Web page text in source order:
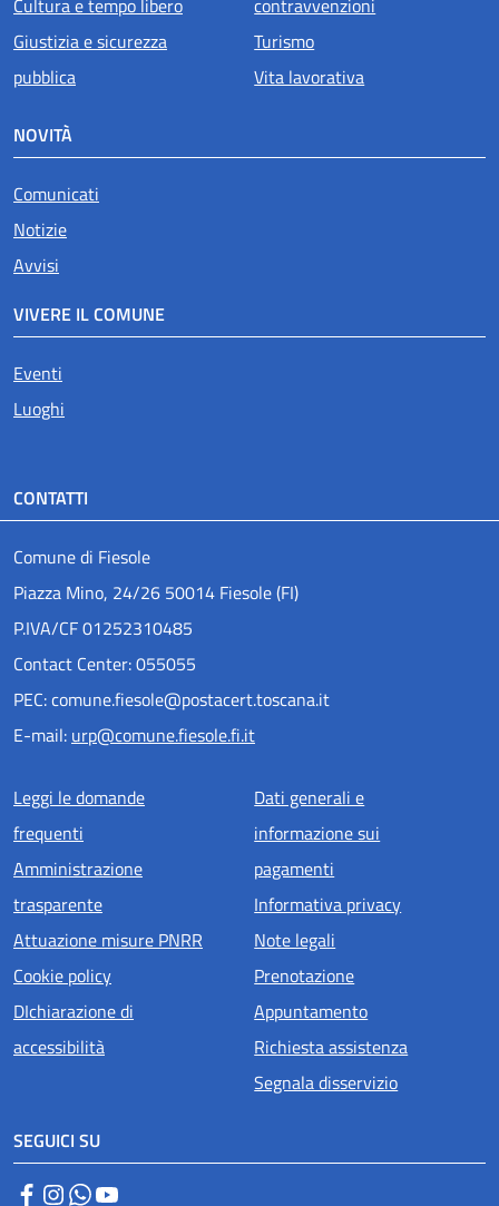
Giustizia e sicurezza
pubblica
Turismo
Vita lavorativa
NOVITÀ
Comunicati
Notizie
Avvisi
VIVERE IL COMUNE
Eventi
Luoghi
CONTATTI
Comune di Fiesole
Piazza Mino, 24/26 50014 Fiesole (FI)
P.IVA/CF 01252310485
Contact Center: 055055
PEC: comune.fiesole@postacert.toscana.it
E-mail: urp@comune.fiesole.fi.it
Menu piè di pagina
Leggi le domande
frequenti
Amministrazione
trasparente
Attuazione misure PNRR
Cookie policy
DIchiarazione di
accessibilità
Dati generali e
informazione sui
pagamenti
Informativa privacy
Note legali
Prenotazione
Appuntamento
Richiesta assistenza
Segnala disservizio
SEGUICI SU
Facebook
Instagram
WhatsApp